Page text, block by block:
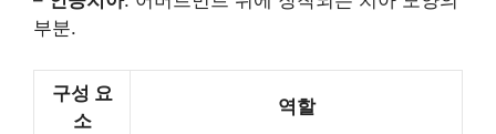
부분.
구성 요
소
역할